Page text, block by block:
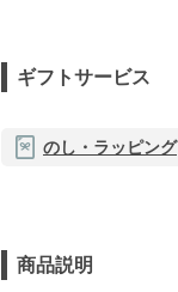
ギフトサービス
のし・ラッピング
商品説明